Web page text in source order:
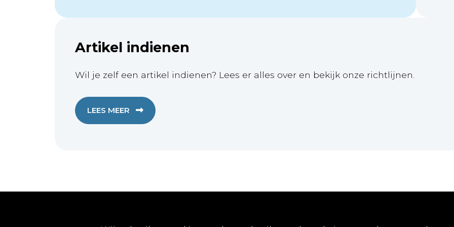
Artikel indienen
Wil je zelf een artikel indienen? Lees er alles over en bekijk onze richtlijnen.
LEES MEER